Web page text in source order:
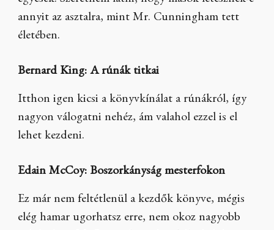
annyit az asztalra, mint Mr. Cunningham tett
életében.
Bernard King: A rúnák titkai
Itthon igen kicsi a könyvkínálat a rúnákról, így
nagyon válogatni nehéz, ám valahol ezzel is el
lehet kezdeni.
Edain McCoy: Boszorkányság mesterfokon
Ez már nem feltétlenül a kezdők könyve, mégis
elég hamar ugorhatsz erre, nem okoz nagyobb